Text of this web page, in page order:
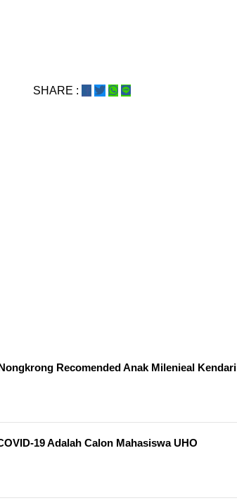
SHARE :
Recomended Anak Milenieal Kendari
19 Adalah Calon Mahasiswa UHO